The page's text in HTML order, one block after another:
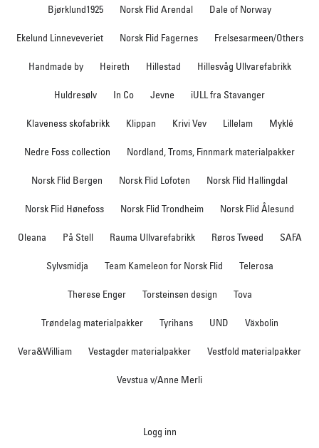
Bjørklund1925 Norsk Flid Arendal Dale of Norway
Ekelund Linneveveriet Norsk Flid Fagernes Frelsesarmeen/Others
Handmade by Heireth Hillestad Hillesvåg Ullvarefabrikk
Huldresølv In Co Jevne iULL fra Stavanger
Klaveness skofabrikk Klippan Krivi Vev Lillelam Myklé
Nedre Foss collection Nordland, Troms, Finnmark materialpakker
Norsk Flid Bergen Norsk Flid Lofoten Norsk Flid Hallingdal
Norsk Flid Hønefoss Norsk Flid Trondheim Norsk Flid Ålesund
Oleana På Stell Rauma Ullvarefabrikk Røros Tweed SAFA
Sylvsmidja Team Kameleon for Norsk Flid Telerosa
Therese Enger Torsteinsen design Tova
Trøndelag materialpakker Tyrihans UND Växbolin
Vera&William Vestagder materialpakker Vestfold materialpakker
Vevstua v/Anne Merli
Logg inn